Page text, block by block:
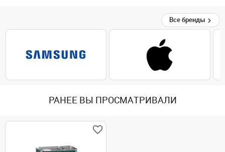
Все бренды
РАНЕЕ ВЫ ПРОСМАТРИВАЛИ